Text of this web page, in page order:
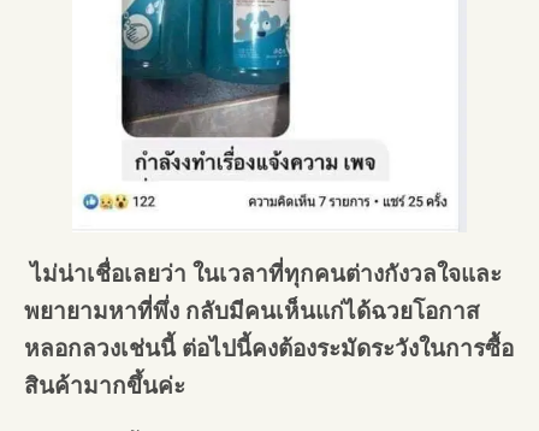
ไม่น่าเชื่อเลยว่า ในเวลาที่ทุกคนต่างกังวลใจและ
พยายามหาที่พึ่ง กลับมีคนเห็นแก่ได้ฉวยโอกาส
หลอกลวงเช่นนี้ ต่อไปนี้คงต้องระมัดระวังในการซื้อ
สินค้ามากขึ้นค่ะ